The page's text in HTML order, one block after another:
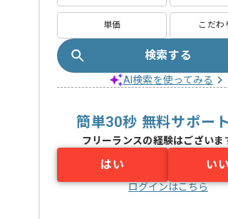
単価 こだわ
検索する
AI検索を使ってみる
簡単30秒 無料サポー
フリーランスの経験はございま
はい い
ログインはこちら